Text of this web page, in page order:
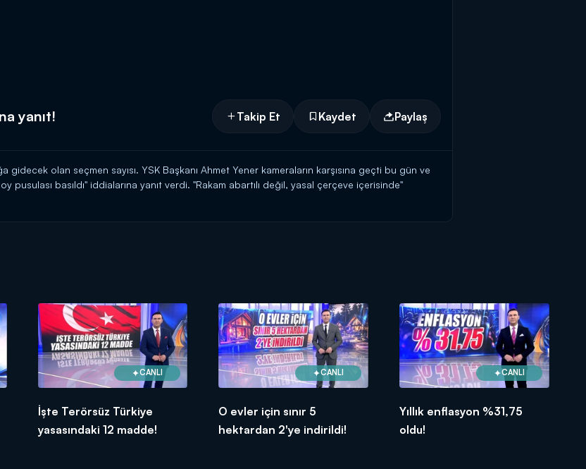
yanıt! Takip Et Kaydet Paylaş
gidecek olan seçmen sayısı. YSK Başkanı Ahmet Yener kameraların karşısına geçti bu gün ve
pusulası basıldı" iddialarına yanıt verdi. "Rakam abartılı değil, yasal çerçeve içerisinde"
CANLI
İşte Terörsüz Türkiye
yasasındaki 12 madde!
CANLI
O evler için sınır 5
hektardan 2'ye indirildi!
CANLI
Yıllık enflasyon %31,75
oldu!